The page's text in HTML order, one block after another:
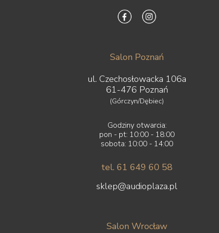
Salon Poznań
ul. Czechosłowacka 106a
61-476 Poznań
(Górczyn/Dębiec)
Godziny otwarcia:
pon - pt: 10:00 - 18:00
sobota: 10:00 - 14:00
tel. 61 649 60 58
sklep@audioplaza.pl
Salon Wrocław